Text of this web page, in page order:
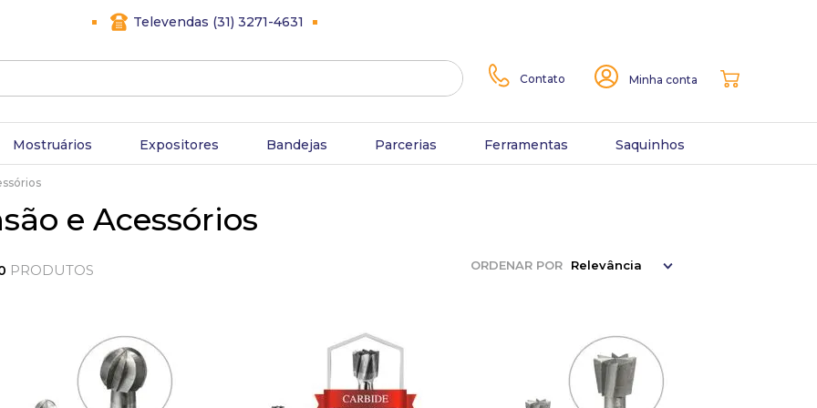
Televendas (31) 3271-4631
Contato Minha conta
Mostruários Expositores Bandejas Parcerias Ferramentas Saquinhos
e Acessórios
PRODUTOS ORDENAR POR Relevância